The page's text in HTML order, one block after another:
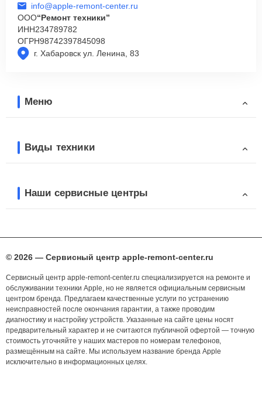
г. Хабаровск ул. Ленина, 83
info@apple-remont-center.ru
ООО“Ремонт техники”
ИНН234789782
ОГРН98742397845098
Меню
Виды техники
Наши сервисные центры
© 2026 — Сервисный центр apple-remont-center.ru
Сервисный центр apple-remont-center.ru специализируется на ремонте и
обслуживании техники Apple, но не является официальным сервисным
центром бренда. Предлагаем качественные услуги по устранению
неисправностей после окончания гарантии, а также проводим
диагностику и настройку устройств. Указанные на сайте цены носят
предварительный характер и не считаются публичной офертой — точную
стоимость уточняйте у наших мастеров по номерам телефонов,
размещённым на сайте. Мы используем название бренда Apple
исключительно в информационных целях.